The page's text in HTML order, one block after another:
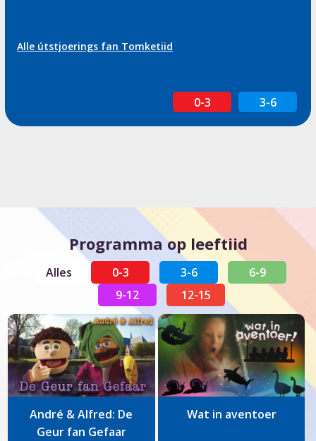
Alle útstjoerings fan Tomketiid
0-3 3-6
Programma op leeftiid
Alles 0-3 3-6
6-9
9-12
12-15
André & Alfred: De
Geur fan Gefaar
Wat in aventoer